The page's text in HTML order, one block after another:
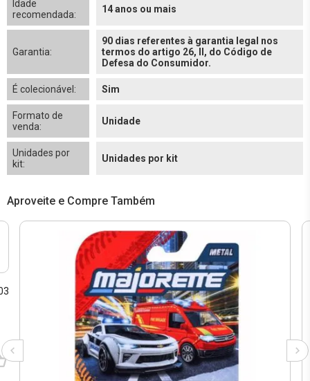
Idade
recomendada:
14 anos ou mais
Garantia:
90 dias referentes à garantia legal nos
termos do artigo 26, II, do Código de
Defesa do Consumidor.
É colecionável: Sim
Formato de
venda:
Unidade
Unidades por
kit:
Unidades por kit
Aproveite e Compre Também